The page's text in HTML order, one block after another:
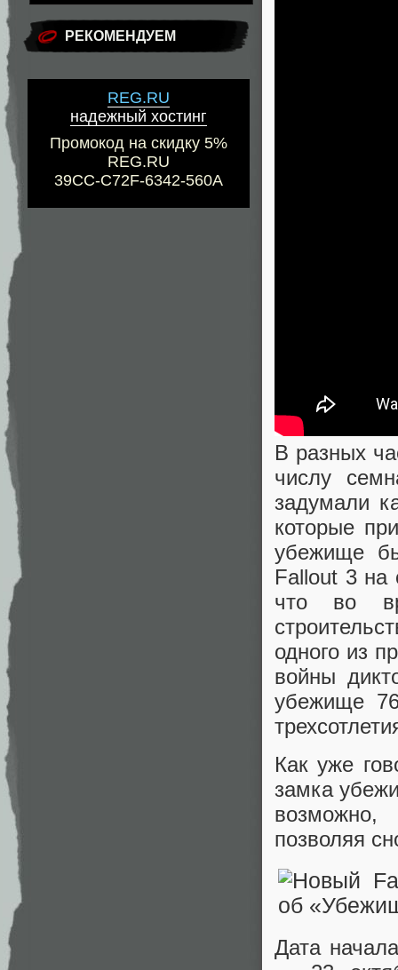
РЕКОМЕНДУЕМ
REG.RU
надежный хостинг
Промокод на скидку 5%
REG.RU
39CC-C72F-6342-560A
В разных
числу
задумали
которые
убежище
Fallout 3 на
что во
одного из
войны
убежище
Как уже
замка
возможно,
позволяя
Дата